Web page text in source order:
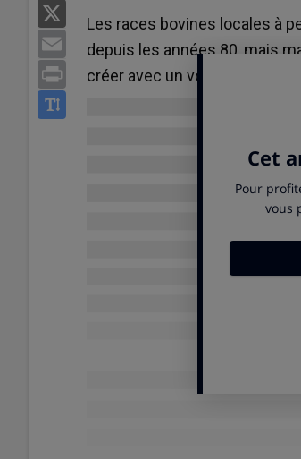
Email
Print
Les races bovines locales à
depuis les années 80, mais
créer avec un volet